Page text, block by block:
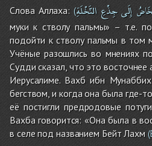
Слова Аллаха: ( إِلَىجِذْعِ النَّخْلَةِ
муки к стволу пальмы» – т.е.
подойти к стволу пальмы в том
Учёные разошлись во мнениях
Судди сказал, что это восточнее
Иерусалиме. Вахб ибн
бегством, и когда она была
её постигли предродовые
Вахба говорится: «Она была в
в селе под названием Бейт Лахм